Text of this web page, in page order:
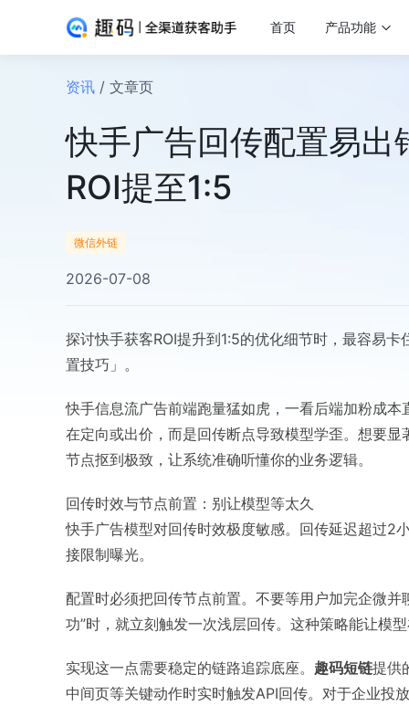
首页 产品功能
资讯 / 文章页
快手广告回传配置易
ROI提至1:5
微信外链
2026-07-08
探讨快手获客ROI提升到1:5的优化细节时，最容易
置技巧」。
快手信息流广告前端跑量猛如虎，一看后端加粉成
在定向或出价，而是回传断点导致模型学歪。想要
节点抠到极致，让系统准确听懂你的业务逻辑。
回传时效与节点前置：别让模型等太久
快手广告模型对回传时效极度敏感。回传延迟超过2
接限制曝光。
配置时必须把回传节点前置。不要等用户加完企微
功”时，就立刻触发一次浅层回传。这种策略能让模
实现这一点需要稳定的链路追踪底座。 趣码短链提供
中间页等关键动作时实时触发API回传。对于企业投